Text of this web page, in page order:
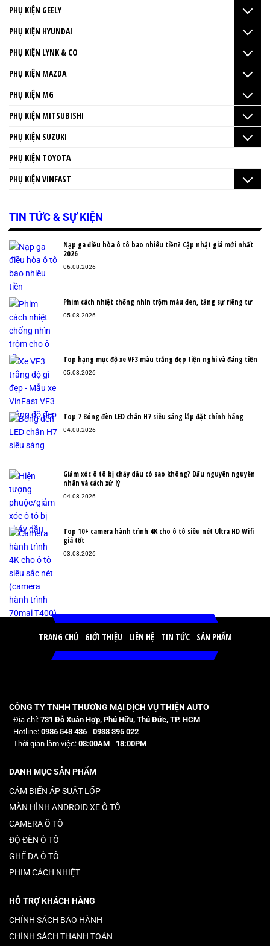
PHỤ KIỆN GEELY
PHỤ KIỆN HYUNDAI
PHỤ KIỆN LYNK & CO
PHỤ KIỆN MAZDA
PHỤ KIỆN MG
PHỤ KIỆN MITSUBISHI
PHỤ KIỆN SUZUKI
PHỤ KIỆN TOYOTA
PHỤ KIỆN VINFAST
TIN TỨC & SỰ KIỆN
Nạp ga điều hòa ô tô bao nhiêu tiền? Cập nhật giá mới nhất
2026
06.08.2026
Phim cách nhiệt chống nhìn trộm màu đen, tăng sự riêng tư
05.08.2026
Top hạng mục độ xe VF3 màu trắng đẹp tiện nghi và đáng tiền
05.08.2026
Top 7 Bóng đèn LED chân H7 siêu sáng lắp đặt chính hãng
04.08.2026
Giảm xóc ô tô bị chảy dầu có sao không? Dấu nguyên nguyên
nhân và cách xử lý
04.08.2026
Top 10+ camera hành trình 4K cho ô tô siêu nét Ultra HD Wifi
giá tốt
03.08.2026
TRANG CHỦ GIỚI THIỆU LIÊN HỆ TIN TỨC SẢN PHẨM
CÔNG TY TNHH THƯƠNG MẠI DỊCH VỤ THIỆN AUTO
- Địa chỉ: 731 Đỗ Xuân Hợp, Phú Hữu, Thủ Đức, TP. HCM
- Hotline: 0986 548 436 - 0938 395 022
- Thời gian làm việc: 08:00AM - 18:00PM
DANH MỤC SẢN PHẨM
CẢM BIẾN ÁP SUẤT LỐP
MÀN HÌNH ANDROID XE Ô TÔ
CAMERA Ô TÔ
ĐỘ ĐÈN Ô TÔ
GHẾ DA Ô TÔ
PHIM CÁCH NHIỆT
HỖ TRỢ KHÁCH HÀNG
CHÍNH SÁCH BẢO HÀNH
CHÍNH SÁCH THANH TOÁN